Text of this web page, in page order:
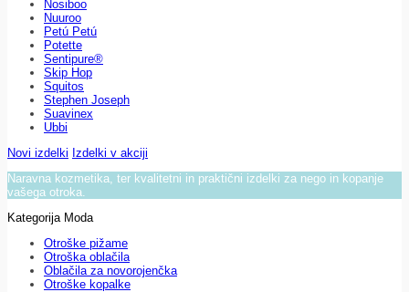
Nosiboo
Nuuroo
Petú Petú
Potette
Sentipure®
Skip Hop
Squitos
Stephen Joseph
Suavinex
Ubbi
Novi izdelki Izdelki v akciji
Naravna kozmetika, ter kvalitetni in praktični izdelki za nego in kopanje
vašega otroka.
Kategorija Moda
Otroške pižame
Otroška oblačila
Oblačila za novorojenčka
Otroške kopalke